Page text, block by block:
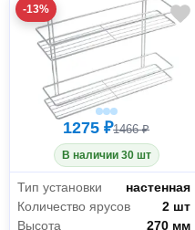
-13%
1275 ₽1466 ₽
В наличии 30 шт
Тип установки
настенная
Количество ярусов
2 шт
Высота
270 мм